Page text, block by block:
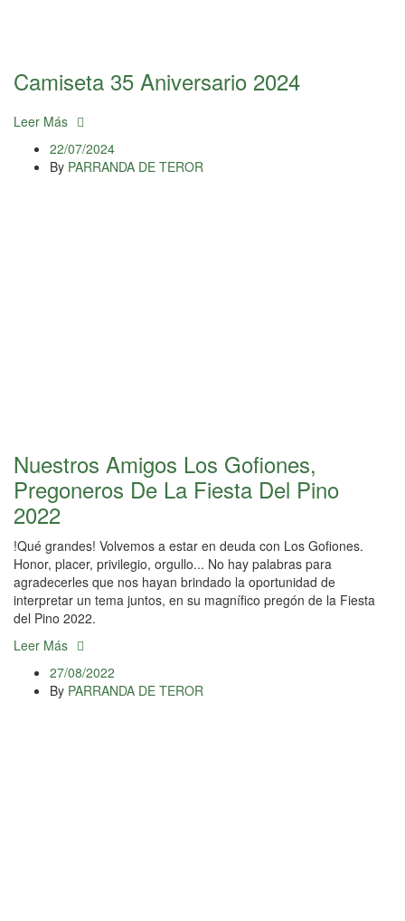
Camiseta 35 Aniversario 2024
Leer Más
22/07/2024
By PARRANDA DE TEROR
Nuestros Amigos Los Gofiones,
Pregoneros De La Fiesta Del Pino
2022
!Qué grandes! Volvemos a estar en deuda con Los Gofiones.
Honor, placer, privilegio, orgullo... No hay palabras para
agradecerles que nos hayan brindado la oportunidad de
interpretar un tema juntos, en su magnífico pregón de la Fiesta
del Pino 2022.
Leer Más
27/08/2022
By PARRANDA DE TEROR